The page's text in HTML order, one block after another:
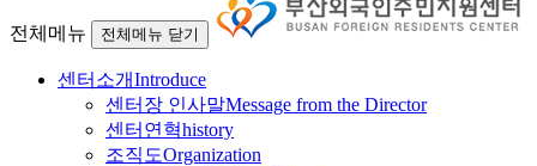
전체메뉴 전체메뉴 닫기
센터소개Introduce
센터장 인사말Message from the Director
센터연혁history
조직도Organization